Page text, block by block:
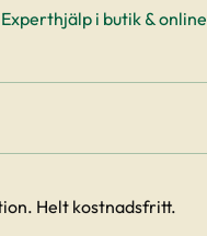
Experthjälp i butik & online
Helt kostnadsfritt.